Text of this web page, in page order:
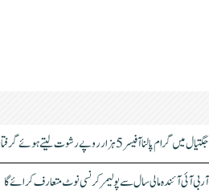
جگتیال میں گرام پالنا آفیسر 5 ہزار روپے رشوت لیتے ہوئے گرفتار
آر بی آئی آئندہ مالی سال سے پولیمر کرنسی نوٹ متعارف کرائے گا